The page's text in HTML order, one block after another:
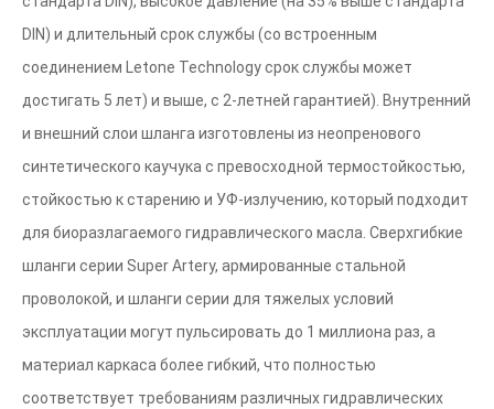
DIN) и длительный срок службы (со встроенным
соединением Letone Technology срок службы может
достигать 5 лет) и выше, с 2-летней гарантией). Внутренний
и внешний слои шланга изготовлены из неопренового
синтетического каучука с превосходной термостойкостью,
стойкостью к старению и УФ-излучению, который подходит
для биоразлагаемого гидравлического масла. Сверхгибкие
шланги серии Super Artery, армированные стальной
проволокой, и шланги серии для тяжелых условий
эксплуатации могут пульсировать до 1 миллиона раз, а
материал каркаса более гибкий, что полностью
соответствует требованиям различных гидравлических